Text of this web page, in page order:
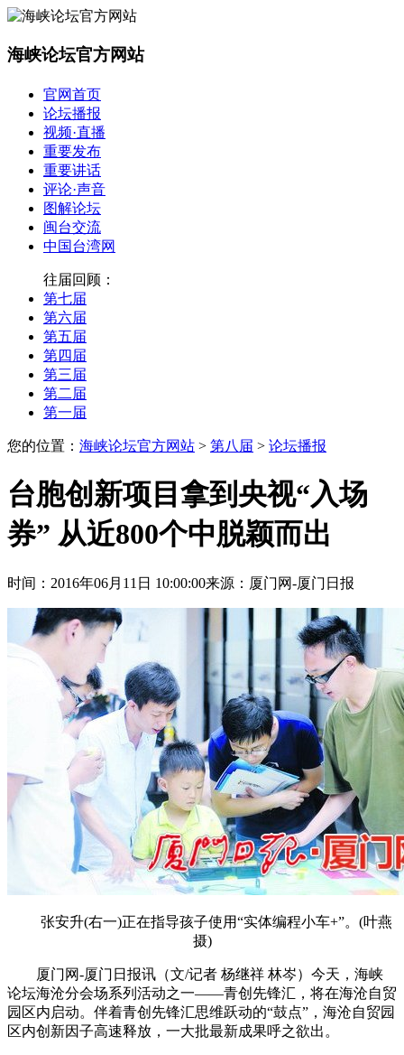
海峡论坛官方网站
官网首页
论坛播报
视频·直播
重要发布
重要讲话
评论·声音
图解论坛
闽台交流
中国台湾网
往届回顾：
第七届
第六届
第五届
第四届
第三届
第二届
第一届
您的位置： 海峡论坛官方网站 > 第八届 > 论坛播报
台胞创新项目拿到央视“入场
券” 从近800个中脱颖而出
时间：2016年06月11日 10:00:00来源：厦门网-厦门日报
张安升(右一)正在指导孩子使用“实体编程小车+”。(叶燕
摄)
厦门网-厦门日报讯（文/记者 杨继祥 林岑）今天，海峡
论坛海沧分会场系列活动之一——青创先锋汇，将在海沧自贸
园区内启动。伴着青创先锋汇思维跃动的“鼓点”，海沧自贸园
区内创新因子高速释放，一大批最新成果呼之欲出。